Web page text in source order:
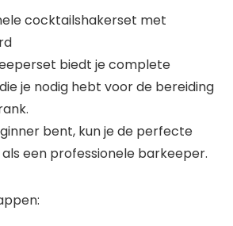
cocktailshakerset met
biedt je complete
je nodig hebt voor de bereiding
bent, kun je de perfecte
een professionele barkeeper.